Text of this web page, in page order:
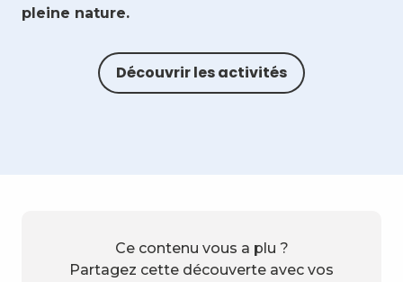
pleine nature.
Découvrir les activités
Ce contenu vous a plu ?
Partagez cette découverte avec vos